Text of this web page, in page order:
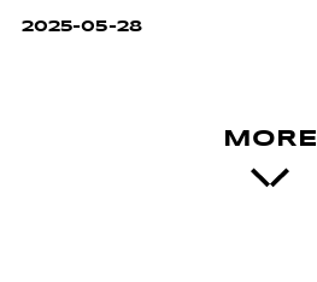
2025-05-28
MORE